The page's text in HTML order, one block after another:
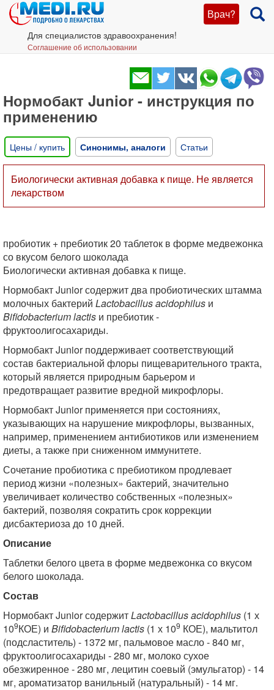
Врач?
Для специалистов здравоохранения!
Соглашение об использовании
Нормобакт Junior - инструкция по
применению
Цены / купить Синонимы, аналоги Статьи
Биологически активная добавка к пище. Не является
лекарством
пробиотик + пребиотик 20 таблеток в форме медвежонка
со вкусом белого шоколада
Биологически активная добавка к пище.
Нормобакт Junior содержит два пробиотических штамма
молочных бактерий Lactobacillus acidophilus и
Bifidobacterium lactis и пребиотик -
фруктоолигосахариды.
Нормобакт Junior поддерживает соответствующий
состав бактериальной флоры пищеварительного тракта,
который является природным барьером и
предотвращает развитие вредной микрофлоры.
Нормобакт Junior применяется при состояниях,
указывающих на нарушение микрофлоры, вызванных,
например, применением антибиотиков или изменением
диеты, а также при сниженном иммунитете.
Сочетание пробиотика с пребиотиком продлевает
период жизни «полезных» бактерий, значительно
увеличивает количество собственных «полезных»
бактерий, позволяя сократить срок коррекции
дисбактериоза до 10 дней.
Описание
Таблетки белого цвета в форме медвежонка со вкусом
белого шоколада.
Состав
Нормобакт Junior содержитLactobacillus acidophilus (1 х
109КОЕ) и Bifidobacterium lactis (1 х 109 КОЕ), мальтитол
(подсластитель) - 1372 мг, пальмовое масло - 840 мг,
фруктоолигосахариды - 280 мг, молоко сухое
обезжиренное - 280 мг, лецитин соевый (эмульгатор) - 14
мг, ароматизатор ванильный (натуральный) - 14 мг.